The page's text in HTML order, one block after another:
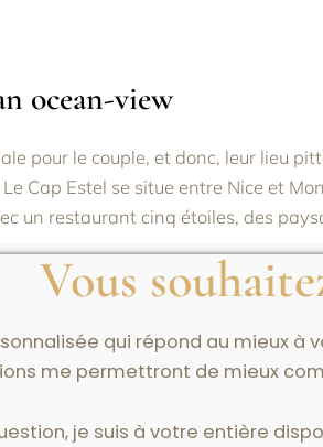
ocean-view
pour le couple, et donc, leur lieu
Le Cap Estel se situe entre Nice et
un restaurant cinq étoiles, des
Et surtout, je veux que le couple se
Vous
qui répond au mieux
me permettront de mieux
je suis à votre entière